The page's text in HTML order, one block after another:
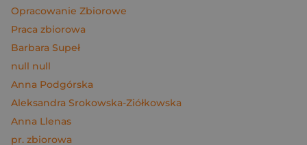
Opracowanie Zbiorowe
Praca zbiorowa
Barbara Supeł
null null
Anna Podgórska
Aleksandra Srokowska-Ziółkowska
Anna Llenas
pr. zbiorowa